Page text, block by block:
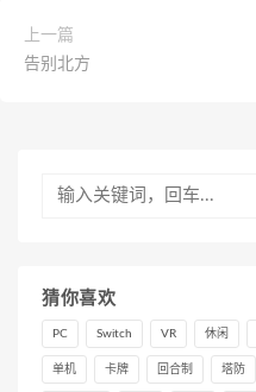
上一篇
告别北方
猜你喜欢
PC Switch VR 休闲
单机 卡牌 回合制 塔防